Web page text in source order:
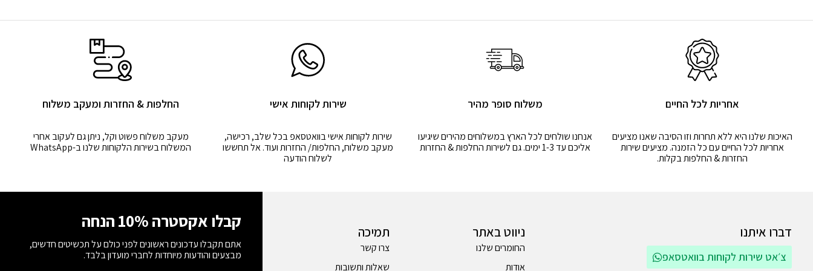
אחריות לכל החיים
האיכות שלנו היא ללא תחרות וזו הסיבה שאנו מציעים
אחריות לכל החיים עם כל הזמנה. מציעים שירות
החזרות & החלפות בקלות.
משלוח סופר מהיר
אנחנו שולחים לכל הארץ במשלוחים מהירים שיגיעו
אליכם עד 1-3 ימים. גם לשירות החלפות & החזרות
שירות לקוחות אישי
שירות לקוחות אישי בוואטסאפ בכל שלב, רכישה,
מעקב משלוח, החלפות/ החזרות ועוד. אל תחששו
לשלוח הודעה
החלפות & החזרות ומעקב משלוח
מעקב משלוח פשוט וקל, ניתן גם לעקוב אחרי
המשלוח בשירות הלקוחות שלנו ב-WhatsApp
דברו איתנו
צ׳אט שירות לקוחות בוואטסאפ
ניווט באתר
החומרים שלנו
אודות
תמיכה
צרו קשר
שאלות ותשובות
קבלו אקסטרה 10% הנחה
אתם תקבלו עדכונים ראשונים לפני כולם על תכשיטים חדשים,
מבצעים והודעות מיוחדות לחברי מועדון בלבד.